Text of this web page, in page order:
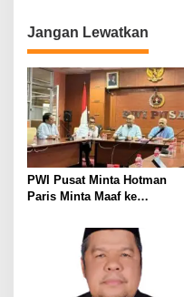
i
g
a
s
i
p
o
s
Jangan Lewatkan
PWI Pusat Minta Hotman
Paris Minta Maaf ke
Pers Harus Dihormati